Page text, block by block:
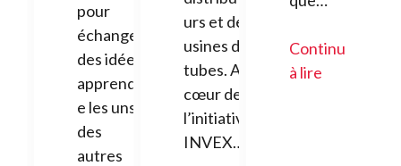
pour
échanger
des idées,
apprendr
e les uns
des
autres
urs et des
usines de
tubes. Au
cœur de
l’initiative
INVEX…
Continuer
à lire